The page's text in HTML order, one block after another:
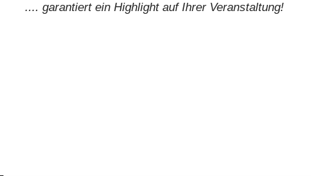
.... garantiert ein Highlight auf Ihrer Veranstaltung!